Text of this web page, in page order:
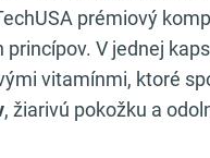
prémiový
V jednej
vitamínmi, ktoré
, žiarivú pokožku a